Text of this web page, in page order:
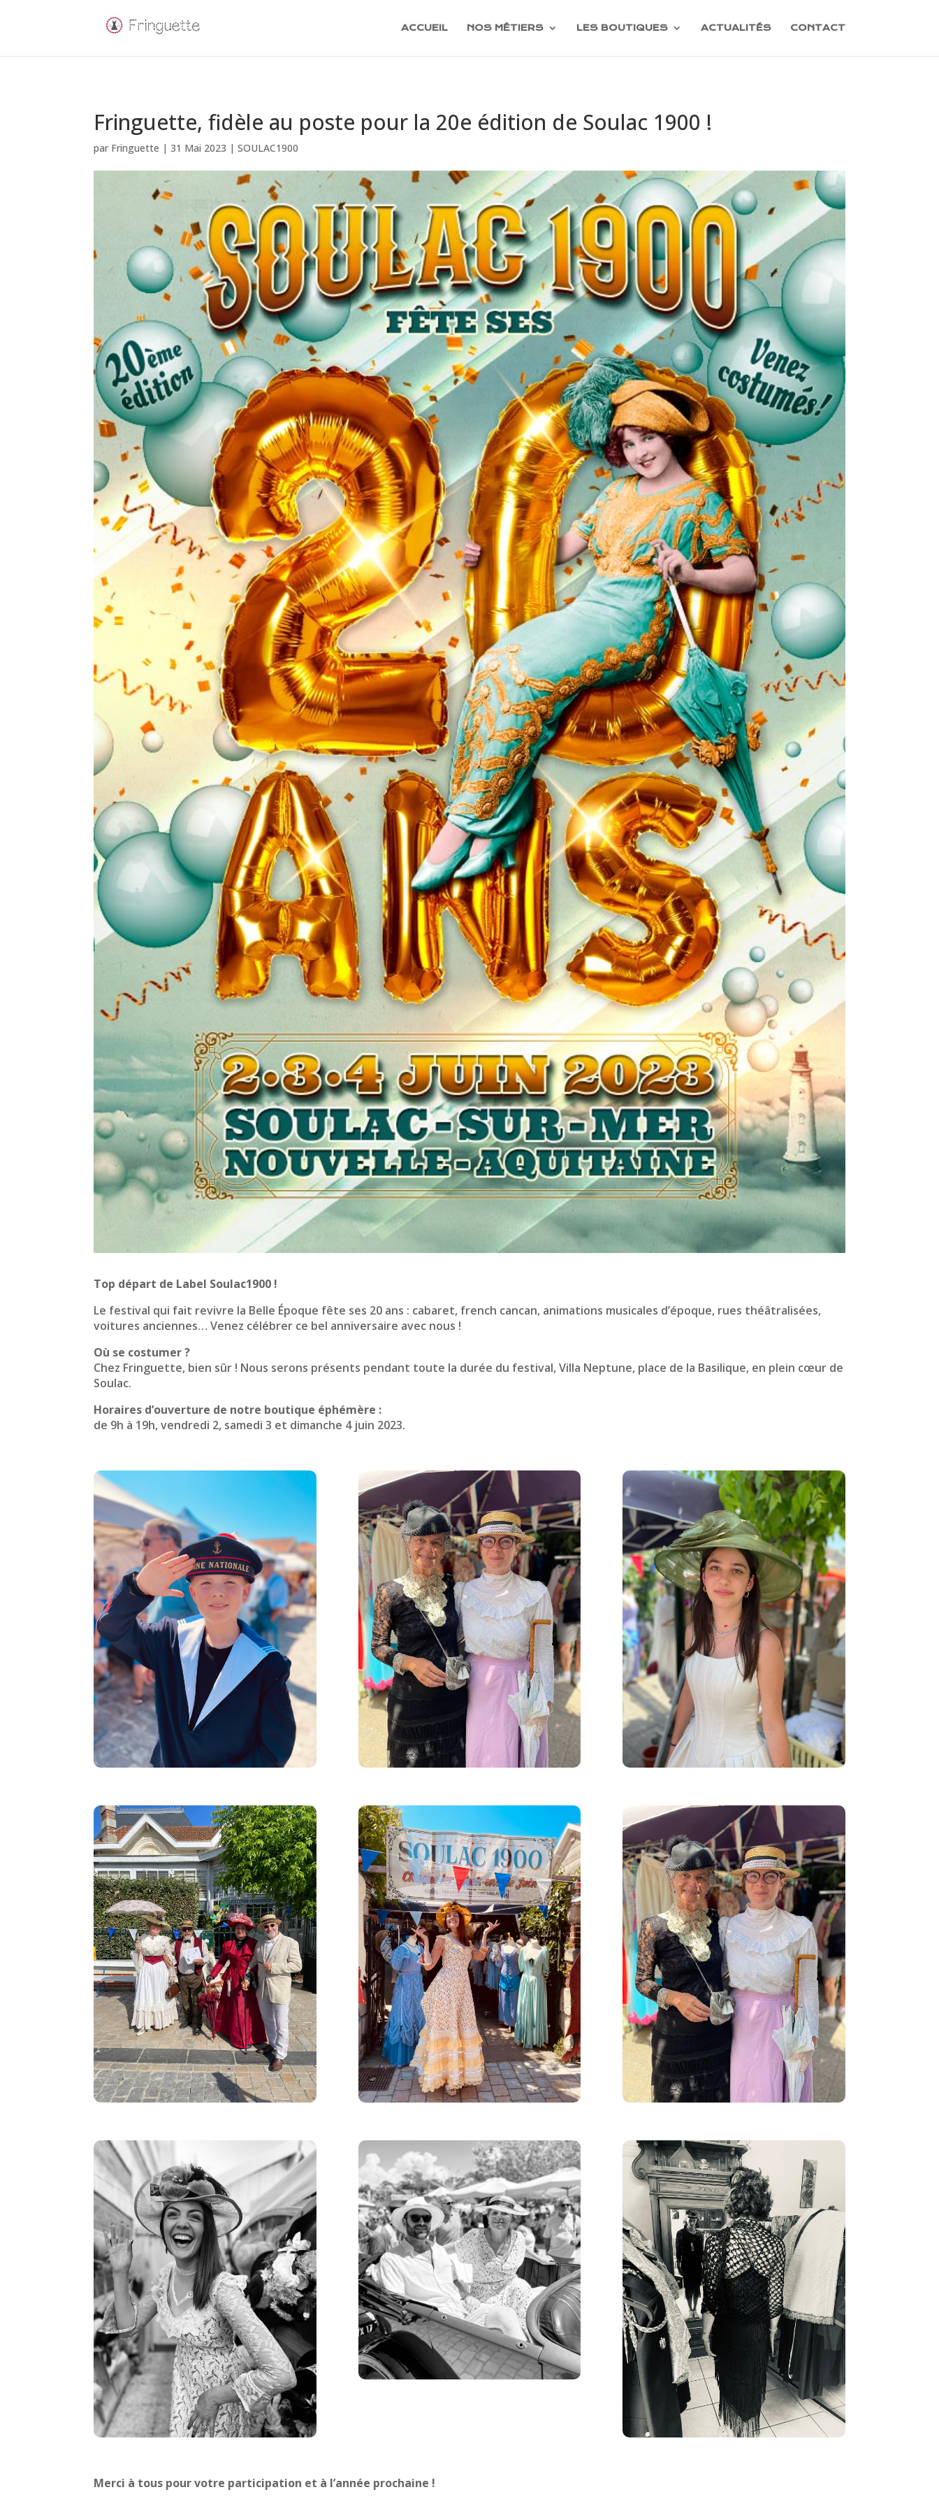
ACCUEIL NOS MÉTIERS LES BOUTIQUES ACTUALITÉS CONTACT
Fringuette, fidèle au poste pour la 20e édition de Soulac 1900 !
par Fringuette |31 Mai 2023 |SOULAC1900
Top départ de Label Soulac1900 !
Le festival qui fait revivre la Belle Époque fête ses 20 ans : cabaret, french cancan, animations musicales d’époque, rues théâtralisées,
voitures anciennes… Venez célébrer ce bel anniversaire avec nous !
Où se costumer ?
Chez Fringuette, bien sûr ! Nous serons présents pendant toute la durée du festival, Villa Neptune, place de la Basilique, en plein cœur de
Soulac.
Horaires d’ouverture de notre boutique éphémère :
de 9h à 19h, vendredi 2, samedi 3 et dimanche 4 juin 2023.
Merci à tous pour votre participation et à l’année prochaine !